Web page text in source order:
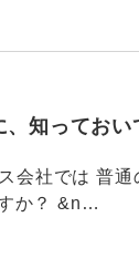
知っておい
会社では 普
か？ &n…